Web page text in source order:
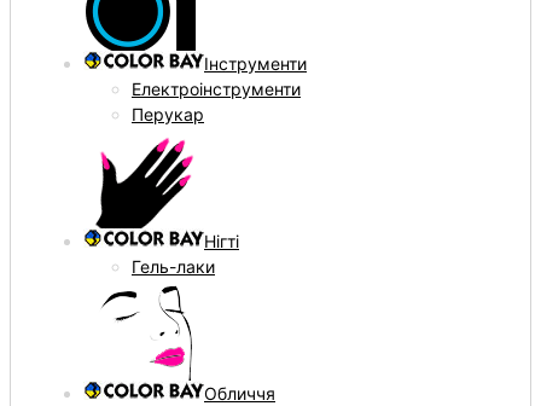
Інструменти
Електроінструменти
Перукар
Нігті
Гель-лаки
Обличчя